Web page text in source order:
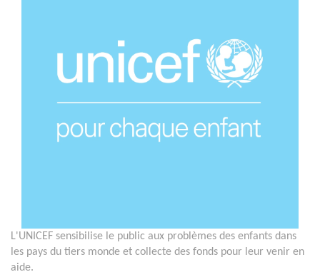
L'UNICEF sensibilise le public aux problèmes des enfants dans
les pays du tiers monde et collecte des fonds pour leur venir en
aide.